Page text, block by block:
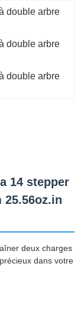
double arbre
double arbre
double arbre
14 stepper
25.56oz.in
deux charges
dans votre